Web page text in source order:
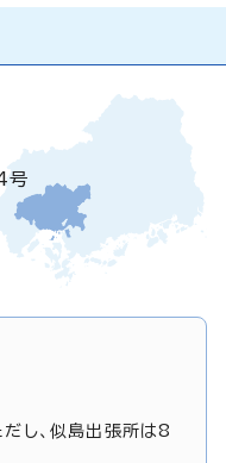
号
し、似島出張所は8